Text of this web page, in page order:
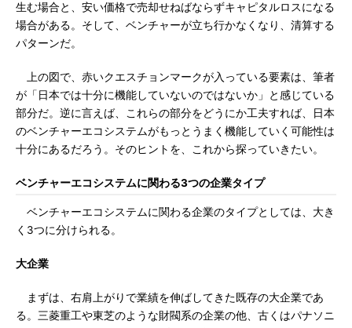
生む場合と、安い価格で売却せねばならずキャピタルロスになる
場合がある。そして、ベンチャーが立ち行かなくなり、清算する
パターンだ。
上の図で、赤いクエスチョンマークが入っている要素は、筆者
が「日本では十分に機能していないのではないか」と感じている
部分だ。逆に言えば、これらの部分をどうにか工夫すれば、日本
のベンチャーエコシステムがもっとうまく機能していく可能性は
十分にあるだろう。そのヒントを、これから探っていきたい。
ベンチャーエコシステムに関わる3つの企業タイプ
ベンチャーエコシステムに関わる企業のタイプとしては、大き
く3つに分けられる。
大企業
まずは、右肩上がりで業績を伸ばしてきた既存の大企業であ
る。三菱重工や東芝のような財閥系の企業の他、古くはパナソニ